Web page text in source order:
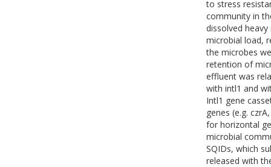
to stress
community in
dissolved
microbial load,
the microbes
retention of
effluent was
with intl1 and
Intl1 gene
genes (e.g.
for horizontal
microbial
SQIDs, which
released with